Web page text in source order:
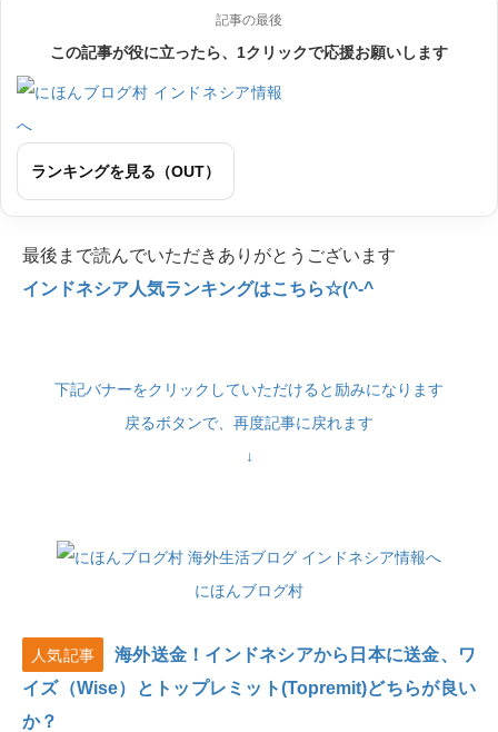
記事の最後
この記事が役に立ったら、1クリックで応援お願いします
ランキングを見る（OUT）
最後まで読んでいただきありがとうございます
インドネシア人気ランキングはこちら☆(^-^
下記バナーをクリックしていただけると励みになります
戻るボタンで、再度記事に戻れます
↓
にほんブログ村
人気記事
海外送金！インドネシアから日本に送金、ワ
イズ（Wise）とトップレミット(Topremit)どちらが良い
か？